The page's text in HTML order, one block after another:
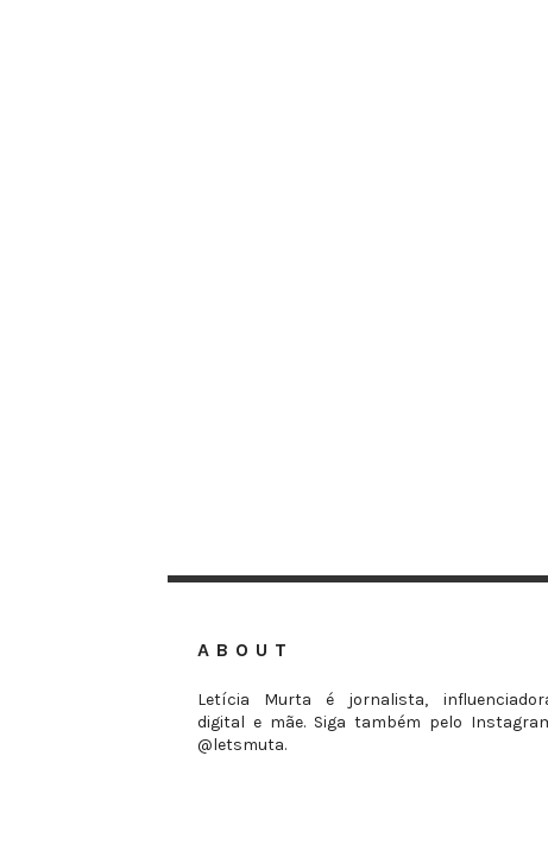
ABOUT
Letícia Murta é jornalista,
digital e mãe. Siga também pelo
@letsmuta.